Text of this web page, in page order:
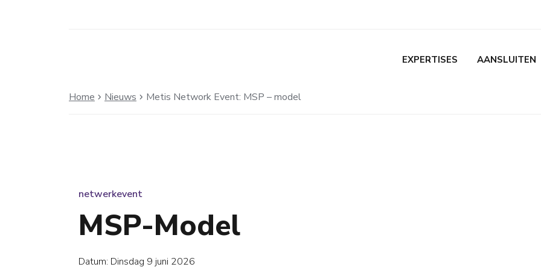
EXPERTISES AANSLUITEN
Home chevron_right Nieuws chevron_right Metis Network Event: MSP – model
netwerkevent
MSP-Model
Datum: Dinsdag 9 juni 2026